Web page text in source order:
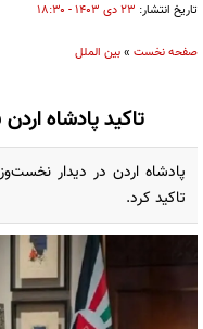
تاریخ انتشار: ۲۳ دی ۱۴۰۳ - ۱۸:۳۰
صفحه نخست »بین الملل
تاکید پادشاه
پادشاه اردن در دیدار
تاکید کرد.